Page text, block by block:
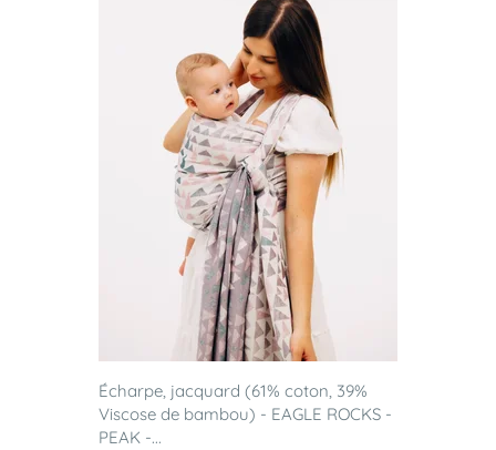
Écharpe, jacquard (61% coton, 39%
Viscose de bambou) - EAGLE ROCKS -
PEAK -...